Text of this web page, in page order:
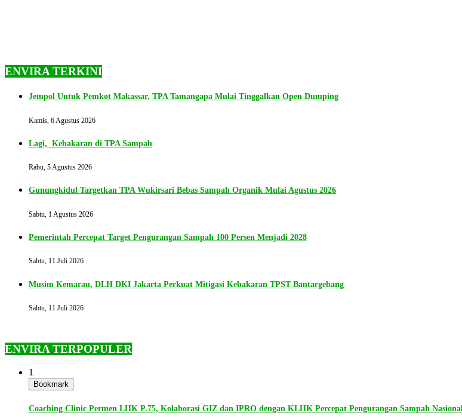
ENVIRA TERKINI
Jempol Untuk Pemkot Makassar, TPA Tamangapa Mulai Tinggalkan Open Dumping
Kamis, 6 Agustus 2026
Lagi, Kebakaran di TPA Sampah
Rabu, 5 Agustus 2026
Gunungkidul Targetkan TPA Wukirsari Bebas Sampah Organik Mulai Agustus 2026
Sabtu, 1 Agustus 2026
Pemerintah Percepat Target Pengurangan Sampah 100 Persen Menjadi 2028
Sabtu, 11 Juli 2026
Musim Kemarau, DLH DKI Jakarta Perkuat Mitigasi Kebakaran TPST Bantargebang
Sabtu, 11 Juli 2026
ENVIRA TERPOPULER
1
Bookmark
Coaching Clinic Permen LHK P.75, Kolaborasi GIZ dan IPRO dengan KLHK Percepat Pengurangan Sampah Nasional